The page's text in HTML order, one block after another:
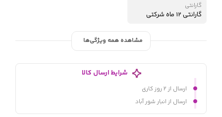
گارانتی
گارانتی 12 ماه شرکتی
مشاهده همه ویژگی‌ها
شرایط ارسال کالا
ارسال از ۲ روز کاری
ارسال از انبار شور آباد